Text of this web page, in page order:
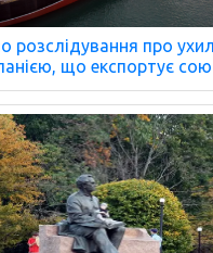
розслідування про
що експортує сою